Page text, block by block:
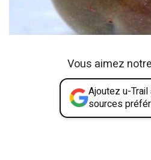
Vous aimez
Ajoutez u-
sources